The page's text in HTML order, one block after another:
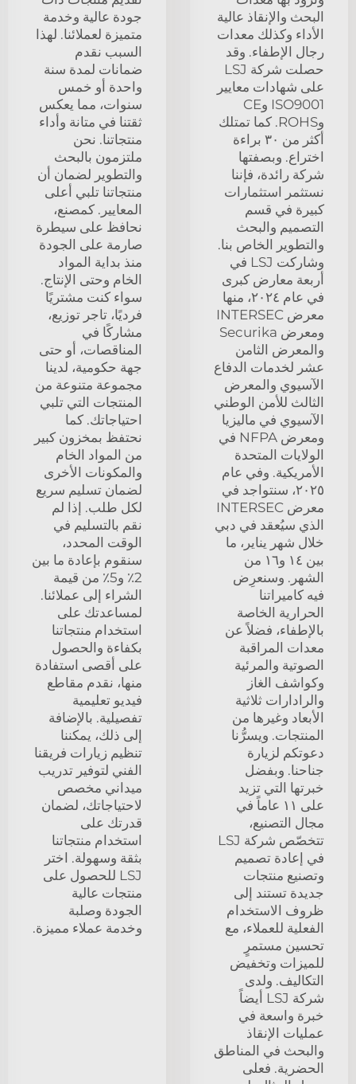
البحث والإنقاذ عالية
الأداء وكذلك معدات
رجال الإطفاء. وقد
حصلت شركة LSJ
على شهادات معايير
ISO9001 وCE
وROHS. كما تمتلك
أكثر من ٣٠ براءة
اختراع. وبصفتها
شركة رائدة، فإننا
نستثمر استثمارات
كبيرة في قسم
التصميم والبحث
والتطوير الخاص بنا.
وشاركت LSJ في
أربعة معارض كبرى
في عام ٢٠٢٤، منها
معرض INTERSEC
ومعرض Securika
والمعرض الثامن
عشر لخدمات الدفاع
الآسيوي والمعرض
الثالث للأمن الوطني
الآسيوي في ماليزيا
ومعرض NFPA في
الولايات المتحدة
الأمريكية. وفي عام
٢٠٢٥، سنتواجد في
معرض INTERSEC
الذي سيُعقد في دبي
خلال شهر يناير، ما
بين ١٤ و١٦ من
الشهر. وسنعرِض
فيه كاميراتنا
الحرارية الخاصة
بالإطفاء، فضلاً عن
معدات المراقبة
الصوتية والمرئية
وكواشف الغاز
والرادارات ثلاثية
الأبعاد وغيرها من
المنتجات. ويسرُّنا
دعوتكم لزيارة
جناحنا. وبفضل
خبرتها التي تزيد
على ١١ عاماً في
مجال التصنيع،
تتخصّص شركة LSJ
في إعادة تصميم
وتصنيع منتجات
جديدة تستند إلى
ظروف الاستخدام
الفعلية للعملاء، مع
تحسين مستمرٍ
للميزات وتخفيض
التكاليف. ولدى
شركة LSJ أيضاً
خبرة واسعة في
عمليات الإنقاذ
والبحث في المناطق
الحضرية. فعلى
جودة عالية وخدمة
متميزة لعملائنا. لهذا
السبب نقدم
ضمانات لمدة سنة
واحدة أو خمس
سنوات، مما يعكس
ثقتنا في متانة وأداء
منتجاتنا. نحن
ملتزمون بالبحث
والتطوير لضمان أن
منتجاتنا تلبي أعلى
المعايير. كمصنع،
نحافظ على سيطرة
صارمة على الجودة
منذ بداية المواد
الخام وحتى الإنتاج.
سواء كنت مشتريًا
فرديًا، تاجر توزيع،
مشاركًا في
المناقصات، أو حتى
جهة حكومية، لدينا
مجموعة متنوعة من
المنتجات التي تلبي
احتياجاتك. كما
نحتفظ بمخزون كبير
من المواد الخام
والمكونات الأخرى
لضمان تسليم سريع
لكل طلب. إذا لم
نقم بالتسليم في
الوقت المحدد،
سنقوم بإعادة ما بين
2٪ و5٪ من قيمة
الشراء إلى عملائنا.
لمساعدتك على
استخدام منتجاتنا
بكفاءة والحصول
على أقصى استفادة
منها، نقدم مقاطع
فيديو تعليمية
تفصيلية. بالإضافة
إلى ذلك، يمكننا
تنظيم زيارات فريقنا
الفني لتوفير تدريب
ميداني مخصص
لاحتياجاتك، لضمان
قدرتك على
استخدام منتجاتنا
بثقة وسهولة. اختر
LSJ للحصول على
منتجات عالية
الجودة وصلبة
وخدمة عملاء مميزة.